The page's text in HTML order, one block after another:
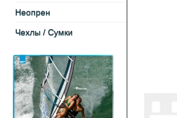
Неопрен
Чехлы / Cумки